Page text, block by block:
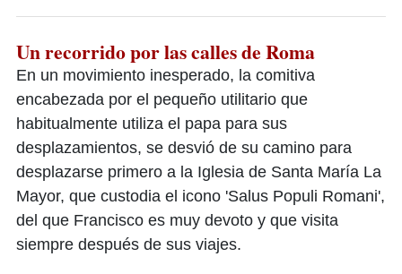
Un recorrido por las calles de Roma
En un movimiento inesperado, la comitiva
encabezada por el pequeño utilitario que
habitualmente utiliza el papa para sus
desplazamientos, se desvió de su camino para
desplazarse primero a la Iglesia de Santa María La
Mayor, que custodia el icono 'Salus Populi Romani',
del que Francisco es muy devoto y que visita
siempre después de sus viajes.